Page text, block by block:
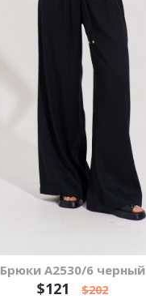
Брюки А2530/6 черный
$121 $202